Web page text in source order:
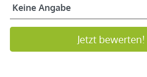
Jetzt bewerten!